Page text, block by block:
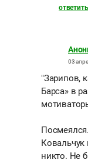
ответить
03
"Зарипов,
Барса» в
Ковальчук
никто. Не